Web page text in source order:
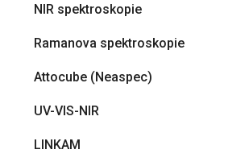
NIR spektroskopie
Ramanova spektroskopie
Attocube (Neaspec)
UV-VIS-NIR
LINKAM